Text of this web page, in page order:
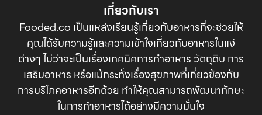
เกี่ยวกับเรา
Fooded.co เป็นแหล่งเรียนรู้เกี่ยวกับอาหารที่จะช่วยให้
คุณได้รับความรู้และความเข้าใจเกี่ยวกับอาหารในแง่
ต่างๆ ไม่ว่าจะเป็นเรื่องเทคนิคการทำอาหาร วัตถุดิบ การ
เสริมอาหาร หรือแม้กระทั่งเรื่องสุขภาพที่เกี่ยวข้องกับ
การบริโภคอาหารอีกด้วย ทำให้คุณสามารถพัฒนาทักษะ
ในการทำอาหารได้อย่างมีความมั่นใจ